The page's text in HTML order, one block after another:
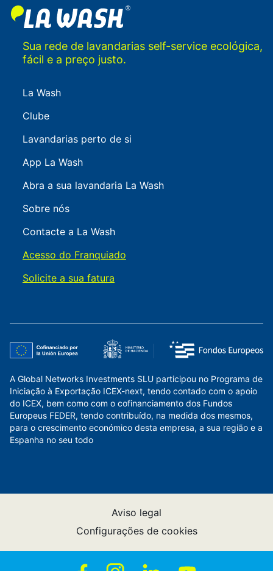
Sua rede de lavandarias self-service ecológica,
fácil e a preço justo.
La Wash
Clube
Lavandarias perto de si
App La Wash
Abra a sua lavandaria La Wash
Sobre nós
Contacte a La Wash
Acesso do Franquiado
Solicite a sua fatura
A Global Networks Investments SLU participou no Programa de
Iniciação à Exportação ICEX-next, tendo contado com o apoio
do ICEX, bem como com o cofinanciamento dos Fundos
Europeus FEDER, tendo contribuído, na medida dos mesmos,
para o crescimento económico desta empresa, a sua região e a
Espanha no seu todo
Aviso legal
Configurações de cookies